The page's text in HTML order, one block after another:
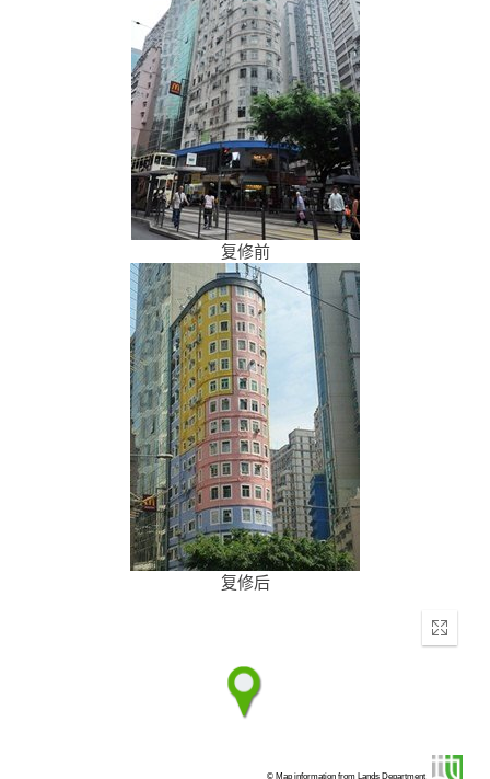
复修前
复修后
Enter
© Map information from Lands Department